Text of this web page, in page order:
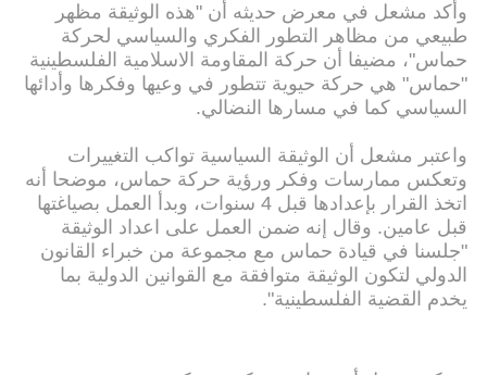
وأكد مشعل في معرض حديثه أن "هذه الوثيقة مظهر
طبيعي من مظاهر التطور الفكري والسياسي لحركة
حماس"، مضيفا أن حركة المقاومة الاسلامية الفلسطينية
"حماس" هي حركة حيوية تتطور في وعيها وفكرها وأدائها
السياسي كما في مسارها النضالي.
واعتبر مشعل أن الوثيقة السياسية تواكب التغييرات
وتعكس ممارسات وفكر ورؤية حركة حماس، موضحا أنه
اتخذ القرار بإعدادها قبل 4 سنوات، وبدأ العمل بصياغتها
قبل عامين. وقال إنه ضمن العمل على اعداد الوثيقة
"جلسنا في قيادة حماس مع مجموعة من خبراء القانون
الدولي لتكون الوثيقة متوافقة مع القوانين الدولية بما
يخدم القضية الفلسطينية".